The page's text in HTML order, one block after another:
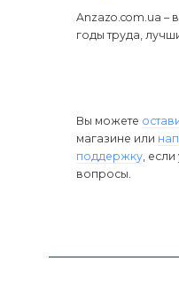
Anzazo.com.ua –
годы труда,
Вы можете
магазине или
поддержку ,
вопросы.